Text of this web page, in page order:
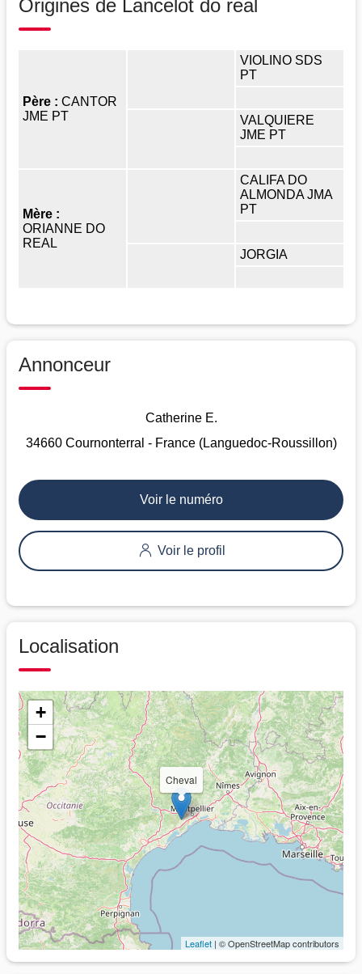
Origines de Lancelot do real
Père : CANTOR
JME PT
VIOLINO SDS
PT
VALQUIERE
JME PT
Mère :
ORIANNE DO
REAL
CALIFA DO
ALMONDA JMA
PT
JORGIA
Annonceur
Catherine E.
34660 Cournonterral - France (Languedoc-Roussillon)
Voir le numéro
Voir le profil
Localisation
Cheval
+
−
Leaflet | © OpenStreetMap contributors